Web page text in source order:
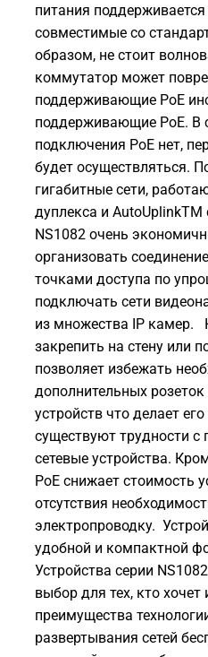
питания
совместимые со
образом, не стоит
коммутатор может
поддерживающие PoE
поддерживающие PoE. В
подключения PoE нет,
будет осуществляться.
гигабитные сети,
дуплекса и AutoUplinkTM
NS1082 очень
организовать
точками доступа по
подключать сети
из множества IP
закрепить на стену или
позволяет избежать
дополнительных
устройств что делает
существуют трудности с
сетевые устройства.
PoE снижает стоимость
отсутствия
электропроводку.
удобной и компактной
Устройства серии
выбор для тех, кто хочет
преимущества
развертывания сетей